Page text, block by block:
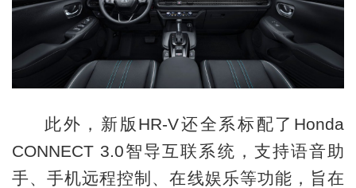
此外，新版HR-V还全系标配了Honda
CONNECT 3.0智导互联系统，支持语音助
手、手机远程控制、在线娱乐等功能，旨在